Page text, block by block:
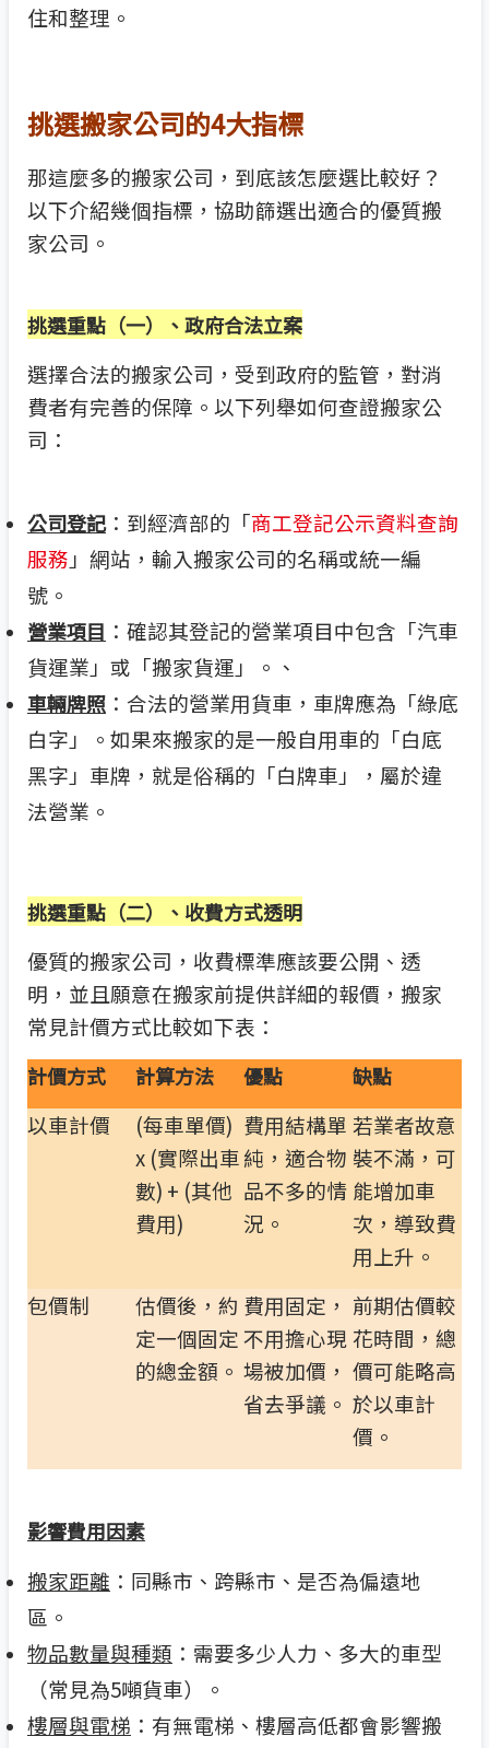
住和整理。
挑選搬家公司的4大指標
那這麼多的搬家公司，到底該怎麼選比較好？
以下介紹幾個指標，協助篩選出適合的優質搬
家公司。
挑選重點（一） 、政府合法立案
選擇合法的搬家公司，受到政府的監管，對消
費者有完善的保障。以下列舉如何查證搬家公
司：
公司登記：到經濟部的「商工登記公示資料查詢
服務 」網站，輸入搬家公司的名稱或統一編
號。
營業項目 ：確認其登記的營業項目中包含「汽車
貨運業」或「搬家貨運」。、
車輛牌照 ：合法的營業用貨車，車牌應為「綠底
白字」。如果來搬家的是一般自用車的「白底
黑字」車牌，就是俗稱的「白牌車」，屬於違
法營業。
挑選重點（二） 、收費方式透明
優質的搬家公司，收費標準應該要公開、透
明，並且願意在搬家前提供詳細的報價，搬家
常見計價方式比較如下表：
計價方式 計算方法 優點 缺點
以車計價
(每車單價)
x (實際出車
數) + (其他
費用)
費用結構單
純，適合物
品不多的情
況。
若業者故意
裝不滿，可
能增加車
次，導致費
用上升。
包價制
估價後，約
定一個固定
的總金額。
費用固定，
不用擔心現
場被加價，
省去爭議。
前期估價較
花時間，總
價可能略高
於以車計
價。
影響費用因素
搬家距離 ：同縣市、跨縣市、是否為偏遠地
區。
物品數量與種類 ：需要多少人力、多大的車型
（常見為5噸貨車）。
樓層與電梯 ：有無電梯、樓層高低都會影響搬